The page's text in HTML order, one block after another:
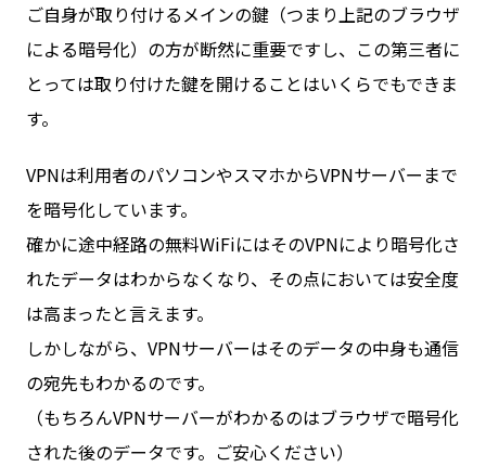
ご自身が取り付けるメインの鍵（つまり上記のブラウザ
による暗号化）の方が断然に重要ですし、この第三者に
とっては取り付けた鍵を開けることはいくらでもできま
す。
VPNは利用者のパソコンやスマホからVPNサーバーまで
を暗号化しています。
確かに途中経路の無料WiFiにはそのVPNにより暗号化さ
れたデータはわからなくなり、その点においては安全度
は高まったと言えます。
しかしながら、VPNサーバーはそのデータの中身も通信
の宛先もわかるのです。
（もちろんVPNサーバーがわかるのはブラウザで暗号化
された後のデータです。ご安心ください）